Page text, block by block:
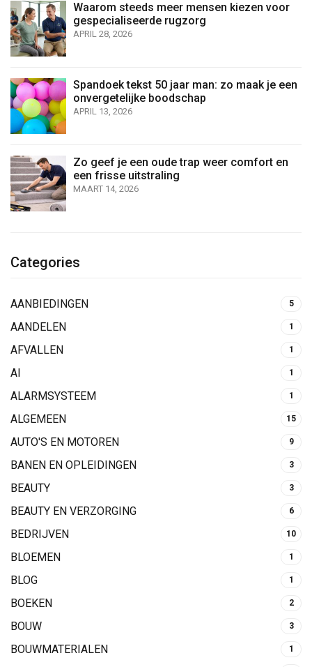
Waarom steeds meer mensen kiezen voor
gespecialiseerde rugzorg
APRIL 28, 2026
Spandoek tekst 50 jaar man: zo maak je een
onvergetelijke boodschap
APRIL 13, 2026
Zo geef je een oude trap weer comfort en
een frisse uitstraling
MAART 14, 2026
Categories
AANBIEDINGEN 5
AANDELEN 1
AFVALLEN 1
AI 1
ALARMSYSTEEM 1
ALGEMEEN 15
AUTO'S EN MOTOREN 9
BANEN EN OPLEIDINGEN 3
BEAUTY 3
BEAUTY EN VERZORGING 6
BEDRIJVEN 10
BLOEMEN 1
BLOG 1
BOEKEN 2
BOUW 3
BOUWMATERIALEN 1